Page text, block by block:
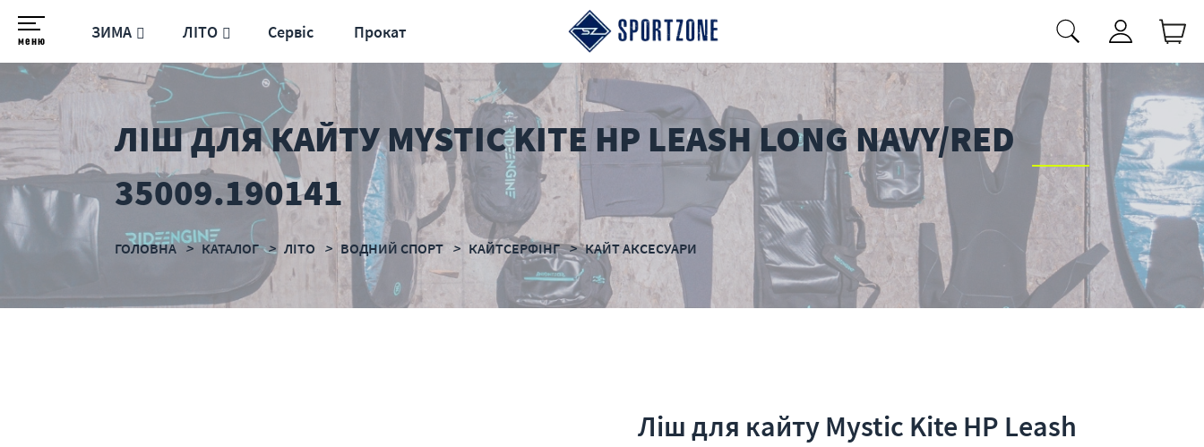
меню ЗИМА ЛІТО Сервіс Прокат
ЛІШ ДЛЯ КАЙТУ MYSTIC KITE HP LEASH LONG NAVY/RED
35009.190141
ГОЛОВНА КАТАЛОГ ЛІТО ВОДНИЙ СПОРТ КАЙТСЕРФІНГ КАЙТ АКСЕСУАРИ
Ліш для кайту Mystic Kite HP Leash